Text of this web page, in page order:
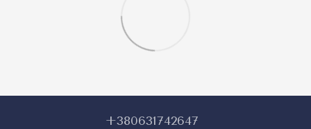
+380631742647